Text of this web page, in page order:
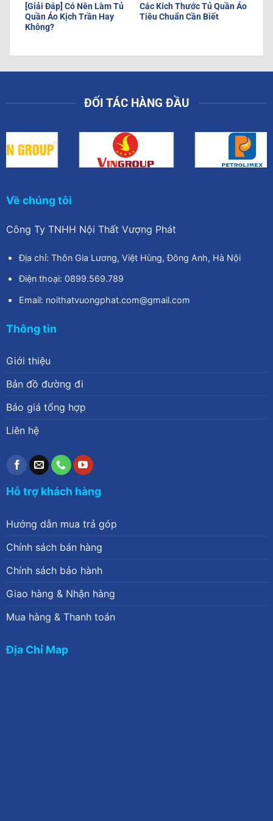
[Giải Đáp] Có Nên Làm Tủ
Quần Áo Kịch Trần Hay
Không?
Các Kích Thước Tủ Quần Áo
Tiêu Chuẩn Cần Biết
ĐỐI TÁC HÀNG ĐẦU
Về chúng tôi
Công Ty TNHH Nội Thất Vượng Phát
Địa chỉ: Thôn Gia Lương, Việt Hùng, Đông Anh, Hà Nội
Điện thoại: 0899.569.789
Email: noithatvuongphat.com@gmail.com
Thông tin
Giới thiệu
Bản đồ đường đi
Báo giá tổng hợp
Liên hệ
Hỗ trợ khách hàng
Hướng dẫn mua trả góp
Chính sách bán hàng
Chính sách bảo hành
Giao hàng & Nhận hàng
Mua hàng & Thanh toán
Địa Chỉ Map